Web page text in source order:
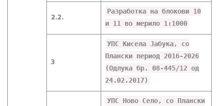
2.2.
Разработка на блокови 10
и 11 во мерило 1:1000
3
УПС Кисела Јабука, со
Плански период 2016-2026
(Одлука бр. 08-445/12 од
24.02.2017)
УПС Ново Село, со Плански